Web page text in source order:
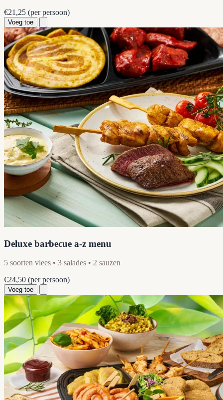
€21,25 (per persoon)
Voeg toe
Deluxe barbecue a-z menu
5 soorten vlees • 3 salades • 2 sauzen
€24,50 (per persoon)
Voeg toe